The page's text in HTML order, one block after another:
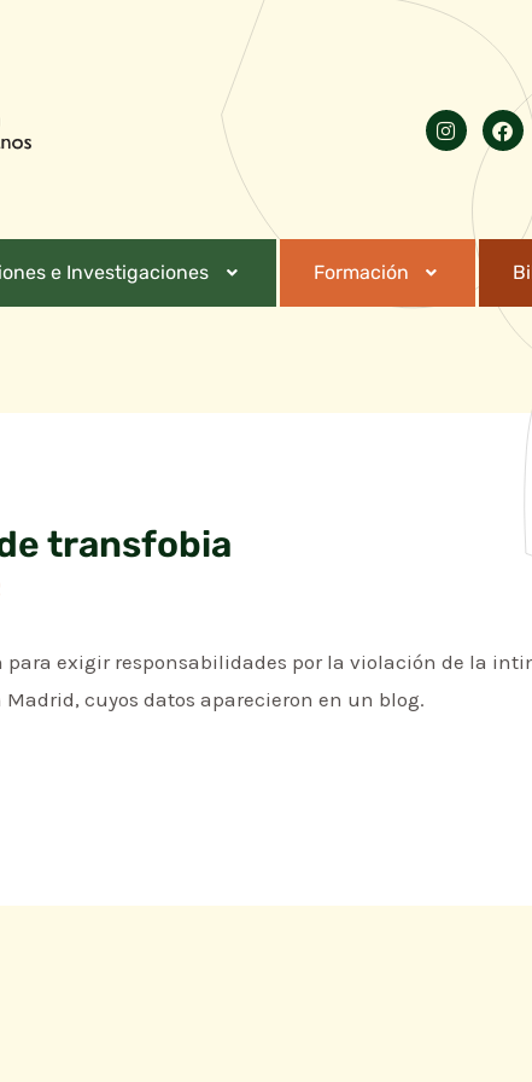
e Investigaciones Formación
transfobia
para exigir responsabilidades por la violación de la
Madrid, cuyos datos aparecieron en un blog.